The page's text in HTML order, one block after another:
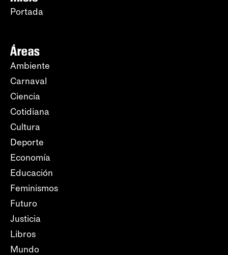
Portada
Áreas
Ambiente
Carnaval
Ciencia
Cotidiana
Cultura
Deporte
Economía
Educación
Feminismos
Futuro
Justicia
Libros
Mundo